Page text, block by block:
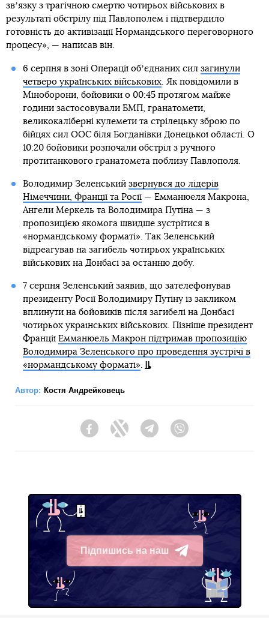
звʼязку з трагічною смертю чотирьох військових в
результаті обстрілу під Павлополем і підтвердило
готовність до активізації Нормандського переговорного
процесу», — написав він.
6 серпня в зоні Операції обʼєднаних сил загинули
четверо українських військових. Як повідомили в
Міноборони, бойовики о 00:45 протягом майже
години застосовували БМП, гранатомети,
великокаліберні кулемети та стрілецьку зброю по
бійцях сил ООС біля Богданівки Донецької області. О
10:20 бойовики розпочали обстріл з ручного
протитанкового гранатомета поблизу Павлополя.
Володимир Зеленський звернувся до лідерів
Німеччини, Франції та Росії— Емманюеля Макрона,
Ангели Меркель та Володимира Путіна — з
пропозицією якомога швидше зустрітися в
«нормандському форматі». Так Зеленський
відреагував на загибель чотирьох українських
військових на Донбасі за останню добу.
7 серпня Зеленський заявив, що зателефонував
президенту Росії Володимиру Путіну із закликом
вплинути на бойовиків після загибелі на Донбасі
чотирьох українських військових. Пізніше президент
Франції Емманюель Макрон підтримав пропозицію
Володимира Зеленського про проведення зустрічі в
«нормандському форматі».
Автор: Костя Андрейковець
FacebookTwitter Telegram
Підпишись на наш
Telegram